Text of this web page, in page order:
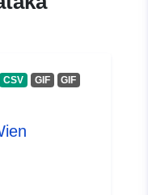
CSV GIF
GIF